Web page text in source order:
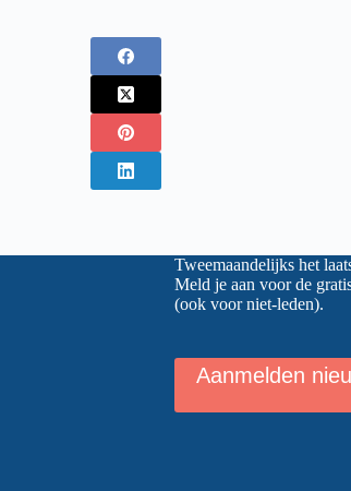
Tweemaandelijks het
Meld je aan voor de
(ook voor niet-leden).
Aanmelden